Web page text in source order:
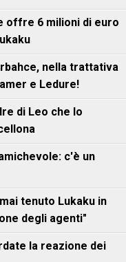
offre 6 milioni di euro
nella trattativa
e Ledure!
di Leo che lo
c'è un
tenuto Lukaku in
degli agenti"
la reazione dei